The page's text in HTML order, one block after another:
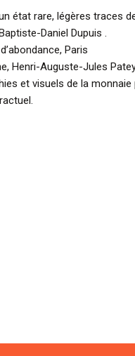
état rare, légères traces
Daniel Dupuis .
Paris
Henri-Auguste-Jules
et visuels de la